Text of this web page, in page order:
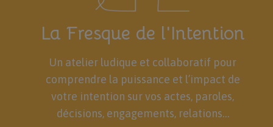
La Fresque de l'Intention
Un atelier ludique et collaboratif pour
comprendre la puissance et l’impact de
votre intention sur vos actes, paroles,
décisions, engagements, relations…